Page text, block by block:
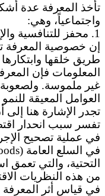
تأخذ المعرفة عدة
واجتماعياً، وهي:
1. محفز للتنافسية والإنتاجية:
إن خصوصية المعرفة
طريق خلقها
المعلومات فإن
غير ملموسة. ولصعوبة
العوامل المعيقة
تجدر الإشارة هنا إلى
تفسر سبب انحدار
في عملية تصحيح
التحتية، والتي تعمق
من هذه النظريات
في قياس أثر المعرفة